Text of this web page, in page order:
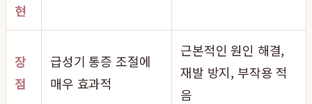
현
장
점
급성기 통증 조절에
매우 효과적
근본적인 원인 해결,
재발 방지, 부작용 적
음